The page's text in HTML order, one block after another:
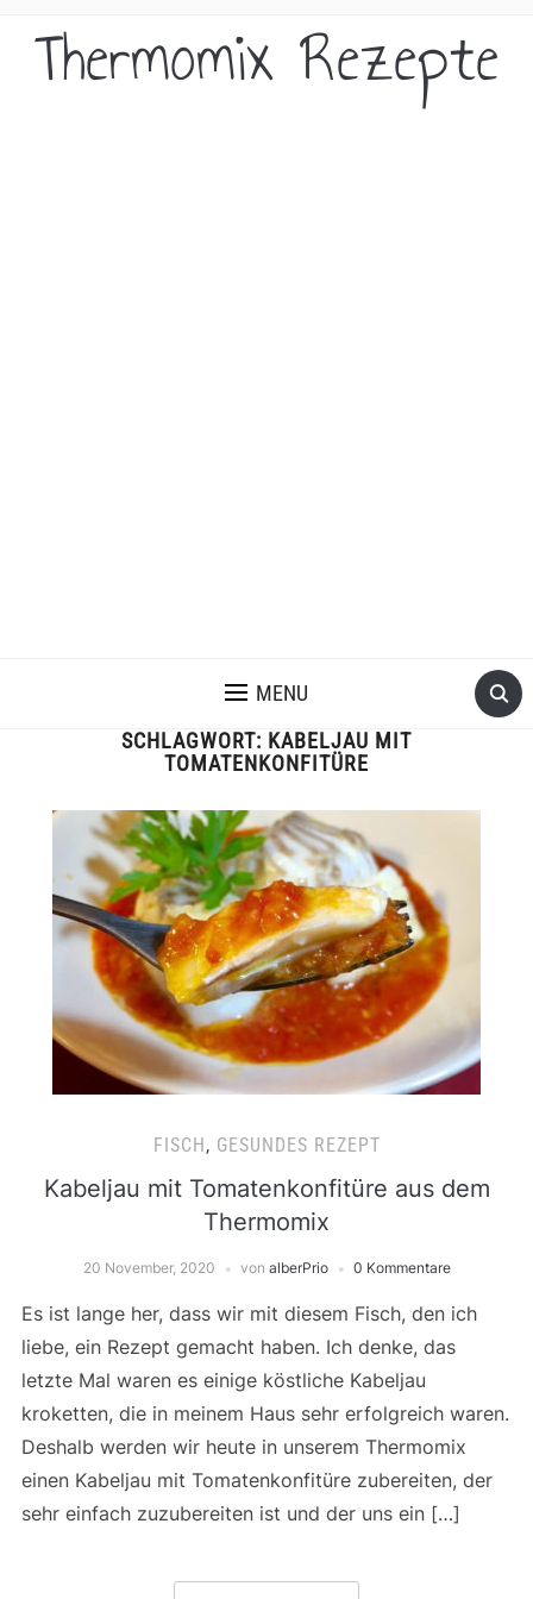
Thermomix Rezepte
MENU
SCHLAGWORT: KABELJAU MIT
TOMATENKONFITÜRE
FISCH, GESUNDES REZEPT
Kabeljau mit Tomatenkonfitüre aus dem
Thermomix
20 November, 2020 von alberPrio 0 Kommentare
Es ist lange her, dass wir mit diesem Fisch, den ich
liebe, ein Rezept gemacht haben. Ich denke, das
letzte Mal waren es einige köstliche Kabeljau
kroketten, die in meinem Haus sehr erfolgreich waren.
Deshalb werden wir heute in unserem Thermomix
einen Kabeljau mit Tomatenkonfitüre zubereiten, der
sehr einfach zuzubereiten ist und der uns ein […]